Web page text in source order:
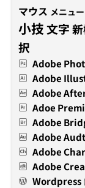
マウス メニュー
小技文字
択
Adobe
Adobe
Adobe
Adoe
Adobe
Adobe
Adobe
Adobe
Wordpress